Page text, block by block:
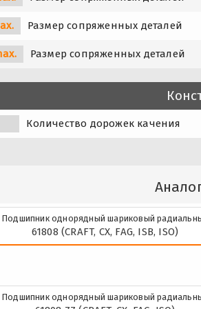
Размер сопряженных деталей
Размер сопряженных деталей
Количество дорожек качения
Подшипник однорядный шариковый
61808 (CRAFT, CX, FAG, ISB, ISO)
Подшипник однорядный шариковый